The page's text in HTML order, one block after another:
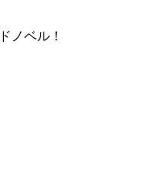
ノベル！